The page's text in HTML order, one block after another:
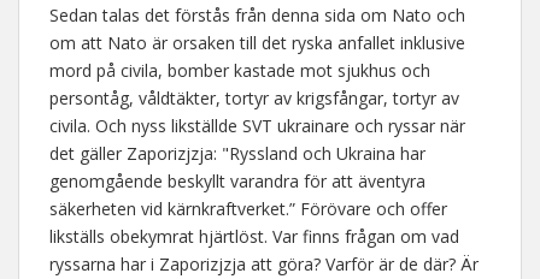
Sedan talas det förstås från denna sida om Nato och
om att Nato är orsaken till det ryska anfallet inklusive
mord på civila, bomber kastade mot sjukhus och
persontåg, våldtäkter, tortyr av krigsfångar, tortyr av
civila. Och nyss likställde SVT ukrainare och ryssar när
det gäller Zaporizjzja: "Ryssland och Ukraina har
genomgående beskyllt varandra för att äventyra
säkerheten vid kärnkraftverket.” Förövare och offer
likställs obekymrat hjärtlöst. Var finns frågan om vad
ryssarna har i Zaporizjzja att göra? Varför är de där? Är